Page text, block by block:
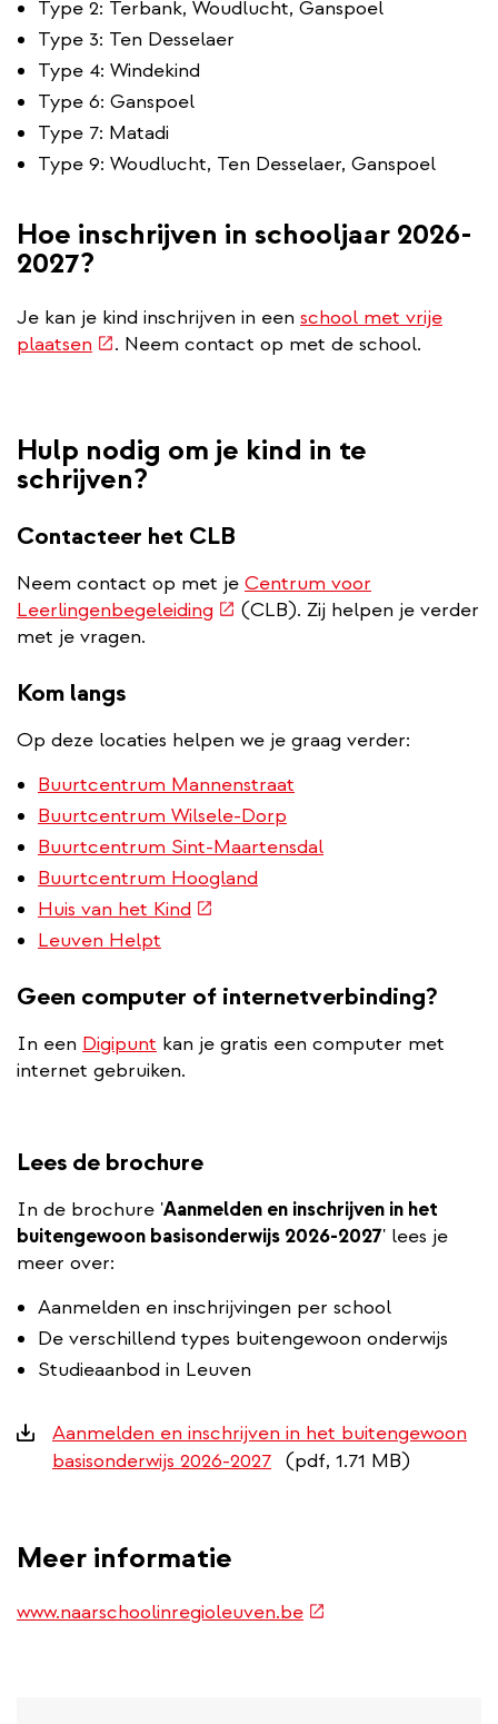
Type 2: Terbank, Woudlucht, Ganspoel
Type 3: Ten Desselaer
Type 4: Windekind
Type 6: Ganspoel
Type 7: Matadi
Type 9: Woudlucht, Ten Desselaer, Ganspoel
Hoe inschrijven in schooljaar 2026-
2027?
Je kan je kind inschrijven in een school met vrije
plaatsen (externe
. Neem contact op met de school.
Hulp nodig om je kind in te
schrijven?
Contacteer het CLB
Neem contact op met je Centrum voor
Leerlingenbegeleiding (externe
(CLB). Zij helpen je verder
met je vragen.
Kom langs
Op deze locaties helpen we je graag verder:
Buurtcentrum Mannenstraat
Buurtcentrum Wilsele-Dorp
Buurtcentrum Sint-Maartensdal
Buurtcentrum Hoogland
Huis van het Kind (externe
Leuven Helpt
Geen computer of internetverbinding?
In een Digipunt kan je gratis een computer met
internet gebruiken.
Lees de brochure
In de brochure 'Aanmelden en inschrijven in het
buitengewoon basisonderwijs 2026-2027' lees je
meer over:
Aanmelden en inschrijvingen per school
De verschillend types buitengewoon onderwijs
Studieaanbod in Leuven
Downloads
Aanmelden en inschrijven in het buitengewoon
basisonderwijs 2026-2027 (pdf, 1.71 MB)
Meer informatie
www.naarschoolinregioleuven.be(externe